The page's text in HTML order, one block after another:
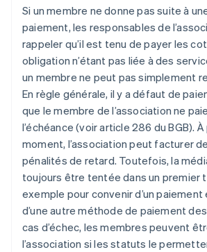
Si un membre ne donne pas suite à
paiement, les responsables de
rappeler qu’il est tenu de payer les
obligation n’étant pas liée à des
un membre ne peut pas simplement
En règle générale, il y a défaut de
que le membre de l’association ne
l’échéance (voir article 286 du BGB).
moment, l’association peut facturer
pénalités de retard. Toutefois, la
toujours être tentée dans un premier
exemple pour convenir d’un paiement
d’une autre méthode de paiement
cas d’échec, les membres peuvent
l’association si les statuts le